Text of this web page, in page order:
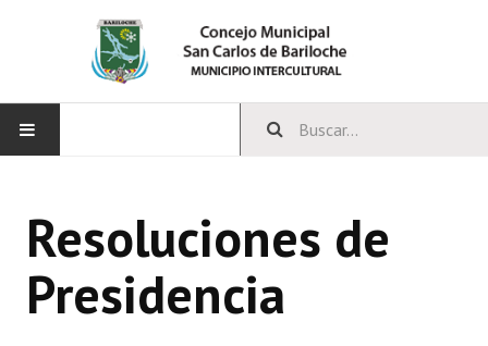
CONCEJO
Bloques Políticos
Resoluciones de
Presidencia